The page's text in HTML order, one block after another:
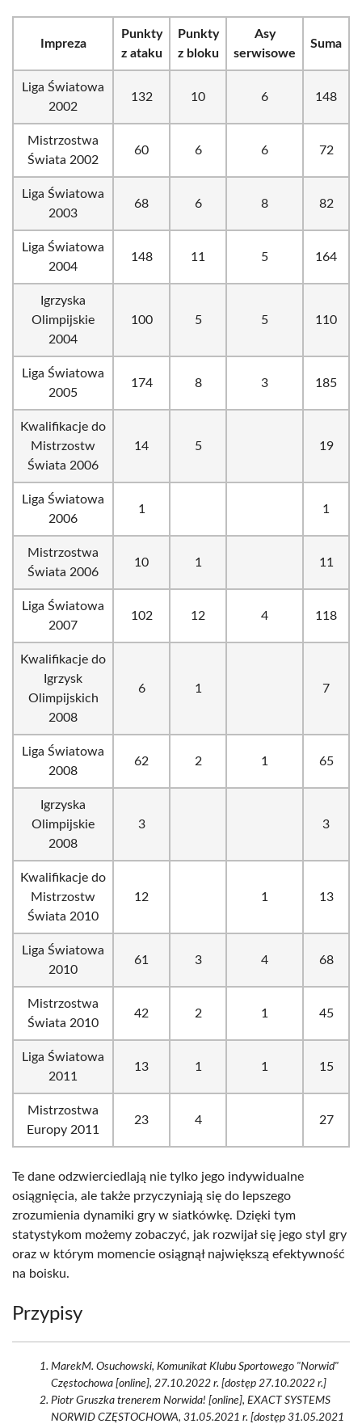
Impreza
Punkty
z ataku
Punkty
z bloku
Asy
serwisowe
Suma
Liga Światowa
2002
132 10 6 148
Mistrzostwa
Świata 2002
60 6 6 72
Liga Światowa
2003
68 6 8 82
Liga Światowa
2004
148 11 5 164
Igrzyska
Olimpijskie
2004
100 5 5 110
Liga Światowa
2005
174 8 3 185
Kwalifikacje do
Mistrzostw
Świata 2006
14 5 19
Liga Światowa
2006
1 1
Mistrzostwa
Świata 2006
10 1 11
Liga Światowa
2007
102 12 4 118
Kwalifikacje do
Igrzysk
Olimpijskich
2008
6 1 7
Liga Światowa
2008
62 2 1 65
Igrzyska
Olimpijskie
2008
3 3
Kwalifikacje do
Mistrzostw
Świata 2010
12 1 13
Liga Światowa
2010
61 3 4 68
Mistrzostwa
Świata 2010
42 2 1 45
Liga Światowa
2011
13 1 1 15
Mistrzostwa
Europy 2011
23 4 27
Te dane odzwierciedlają nie tylko jego indywidualne
osiągnięcia, ale także przyczyniają się do lepszego
zrozumienia dynamiki gry w siatkówkę. Dzięki tym
statystykom możemy zobaczyć, jak rozwijał się jego styl gry
oraz w którym momencie osiągnął największą efektywność
na boisku.
Przypisy
MarekM. Osuchowski, Komunikat Klubu Sportowego "Norwid"
Częstochowa [online], 27.10.2022 r. [dostęp 27.10.2022 r.]
Piotr Gruszka trenerem Norwida! [online], EXACT SYSTEMS
NORWID CZĘSTOCHOWA, 31.05.2021 r. [dostęp 31.05.2021